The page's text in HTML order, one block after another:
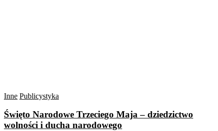
Inne Publicystyka
Święto Narodowe Trzeciego Maja – dziedzictwo
wolności i ducha narodowego